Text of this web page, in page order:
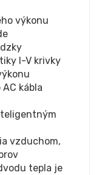
výkonu
I-V krivky
kábla
vzduchom,
tepla je